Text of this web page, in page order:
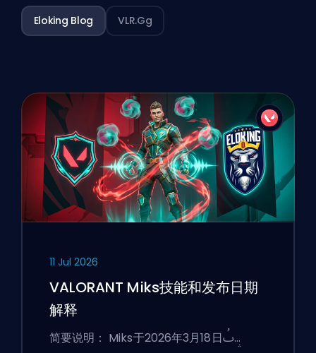
Eloking Blog VLR.gg
11 Jul 2026
VALORANT Miks技能和发布日期
解释
简要说明： Miks于2026年3月18日ࢷ…